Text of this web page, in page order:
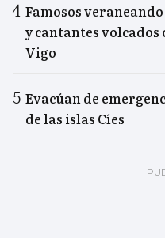
Famosos
y cantantes volcados
Vigo
Evacúan de
de las islas Cíes